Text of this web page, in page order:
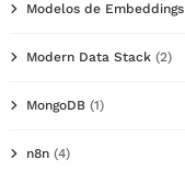
Modelos de Embeddings
Modern Data Stack (2)
MongoDB (1)
n8n (4)